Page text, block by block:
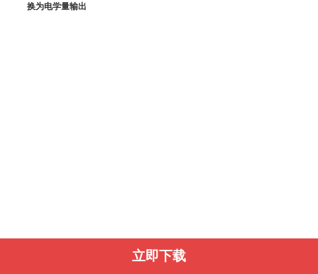
换为电学量输出
立即下载